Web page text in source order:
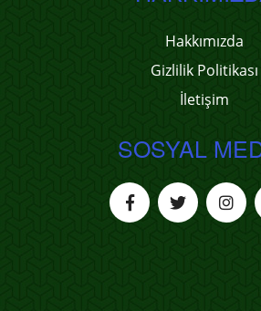
Hakkımızda
Gizlilik Politikası
İletişim
SOSYAL